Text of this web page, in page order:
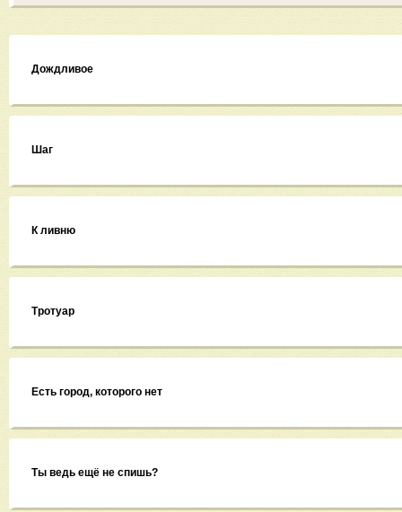
Дождливое
Шаг
К ливню
Тротуар
Есть город, которого нет
Ты ведь ещё не спишь?